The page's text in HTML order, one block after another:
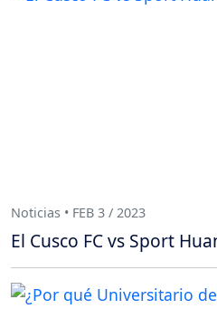
Noticias • FEB 3 / 2023
El Cusco FC vs Sport